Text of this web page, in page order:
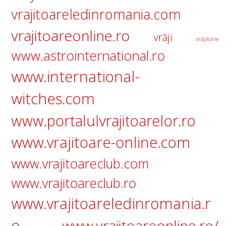
vrajitoareledinromania.com
vrajitoareonline.ro vrăji vrăjitorie
www.astrointernational.ro
www.international-
witches.com
www.portalulvrajitoarelor.ro
www.vrajitoare-online.com
www.vrajitoareclub.com
www.vrajitoareclub.ro
www.vrajitoareledinromania.r